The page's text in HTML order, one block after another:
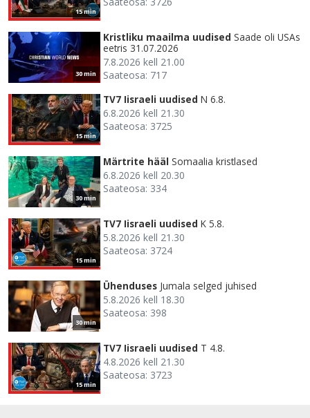
15 min
30 min
Kristliku maailma uudised Saade oli USAs
eetris 31.07.2026
7.8.2026 kell 21.00
Saateosa: 717
15 min
TV7 Iisraeli uudised N 6.8.
6.8.2026 kell 21.30
Saateosa: 3725
30 min
Märtrite hääl Somaalia kristlased
6.8.2026 kell 20.30
Saateosa: 334
15 min
TV7 Iisraeli uudised K 5.8.
5.8.2026 kell 21.30
Saateosa: 3724
30 min
Ühenduses Jumala selged juhised
5.8.2026 kell 18.30
Saateosa: 398
15 min
TV7 Iisraeli uudised T 4.8.
4.8.2026 kell 21.30
Saateosa: 3723